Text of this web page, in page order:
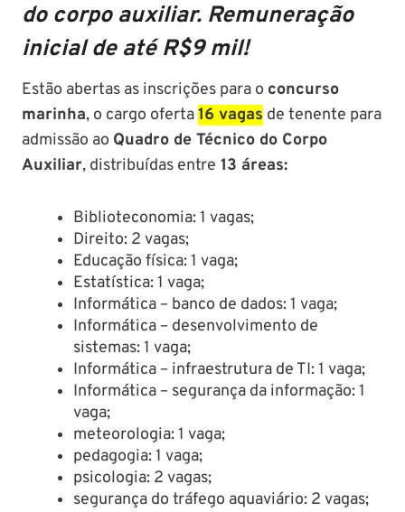
do corpo auxiliar. Remuneração
inicial de até R$9 mil!
Estão abertas as inscrições para o concurso
marinha, o cargo oferta16 vagas de tenente para
admissão ao Quadro de Técnico do Corpo
Auxiliar, distribuídas entre 13 áreas:
Biblioteconomia: 1 vagas;
Direito: 2 vagas;
Educação física: 1 vaga;
Estatística: 1 vaga;
Informática – banco de dados: 1 vaga;
Informática – desenvolvimento de
sistemas: 1 vaga;
Informática – infraestrutura de TI: 1 vaga;
Informática – segurança da informação: 1
vaga;
meteorologia: 1 vaga;
pedagogia: 1 vaga;
psicologia: 2 vagas;
segurança do tráfego aquaviário: 2 vagas;